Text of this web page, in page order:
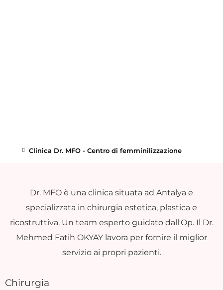
Clinica Dr. MFO - Centro di femminilizzazione
Dr. MFO è una clinica situata ad Antalya e
specializzata in chirurgia estetica, plastica e
ricostruttiva. Un team esperto guidato dall'Op. Il Dr.
Mehmed Fatih OKYAY lavora per fornire il miglior
servizio ai propri pazienti.
Chirurgia